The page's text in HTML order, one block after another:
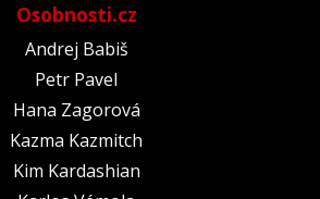
Osobnosti.cz
Andrej Babiš
Petr Pavel
Hana Zagorová
Kazma Kazmitch
Kim Kardashian